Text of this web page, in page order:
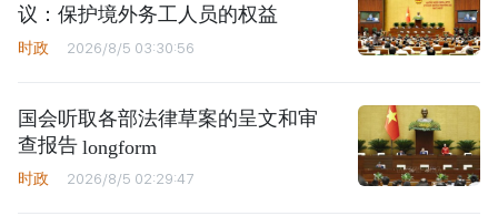
议：保护境外务工人员的权益
时政 2026/8/5 03:30:56
国会听取各部法律草案的呈文和审
查报告 longform
时政 2026/8/5 02:29:47